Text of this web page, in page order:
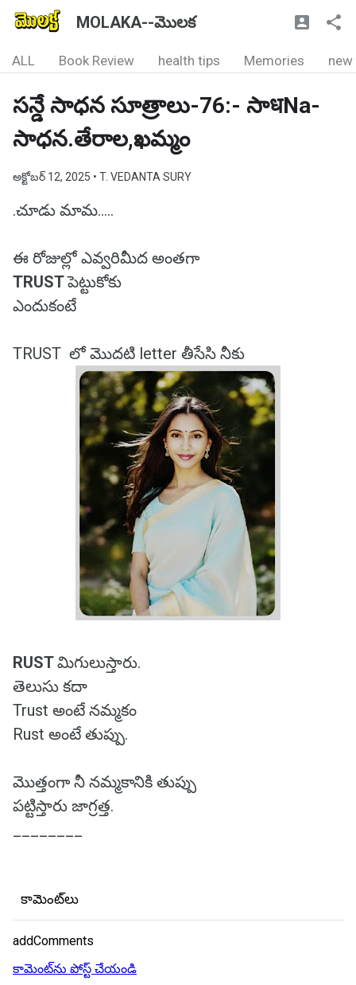
MOLAKA--మొలక
ALL Book Review health tips Memories new
సన్డే సాధన సూత్రాలు-76:- సాधNa-
సాధన.తేరాల,ఖమ్మం
అక్టోబర్ 12, 2025 • T. VEDANTA SURY
.చూడు మామ.....
ఈ రోజుల్లో ఎవ్వరిమీద అంతగా
TRUSTపెట్టుకోకు
ఎందుకంటే
TRUST లో మొదటి letter తీసేసి నీకు
RUSTమిగులుస్తారు.
తెలుసు కదా
Trust అంటే నమ్మకం
Rust అంటే తుప్పు.
మొత్తంగా నీ నమ్మకానికి తుప్పు
పట్టిస్తారు జాగ్రత్త.
కామెంట్‌లు
addComments
కామెంట్‌ను పోస్ట్ చేయండి